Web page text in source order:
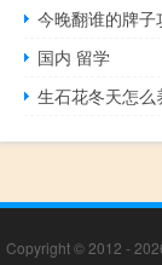
今晚翻谁的牌子
国内 留学
生石花冬天怎么
Copyright © 2012 -